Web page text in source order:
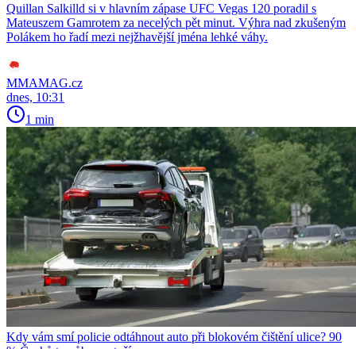
Quillan Salkilld si v hlavním zápase UFC Vegas 120 poradil s
Mateuszem Gamrotem za necelých pět minut. Výhra nad zkušeným
Polákem ho řadí mezi nejžhavější jména lehké váhy.
MMAMAG.cz
dnes, 10:31
1 min
Kdy vám smí policie odtáhnout auto při blokovém čištění ulice? 90